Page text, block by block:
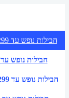
חבילות נופש עד $299
חבילות נופש עד $299
חבילות נופש עד $299